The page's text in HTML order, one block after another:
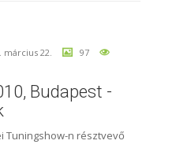
március 22.
97
Budapest -
Tuningshow-n résztvevő